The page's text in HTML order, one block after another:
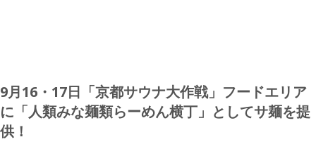
9月16・17日「京都サウナ大作戦」フードエリア
に「人類みな麺類らーめん横丁」としてサ麺を提
供！